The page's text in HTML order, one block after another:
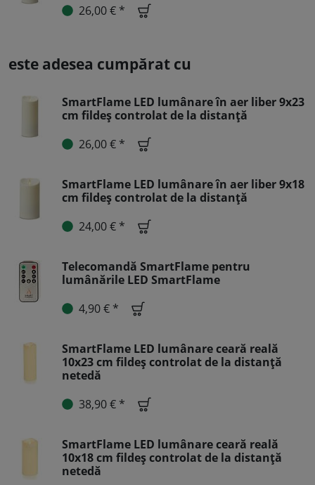
26,00 € *
este adesea cumpărat cu
SmartFlame LED lumânare în aer liber 9x23
cm fildeș controlat de la distanță
26,00 € *
SmartFlame LED lumânare în aer liber 9x18
cm fildeș controlat de la distanță
24,00 € *
Telecomandă SmartFlame pentru
lumânările LED SmartFlame
4,90 € *
SmartFlame LED lumânare ceară reală
10x23 cm fildeș controlat de la distanță
netedă
38,90 € *
SmartFlame LED lumânare ceară reală
10x18 cm fildeș controlat de la distanță
netedă